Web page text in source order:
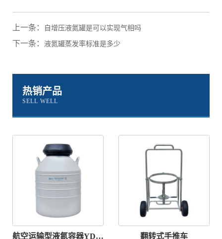
上一条： 自增压液氮罐是可以实现气相吗
下一条： 液氮罐蒸发率标准是多少
热销产品
SELL WELL
航空运输型液氮容器YDH-47-127 翻转式手推车